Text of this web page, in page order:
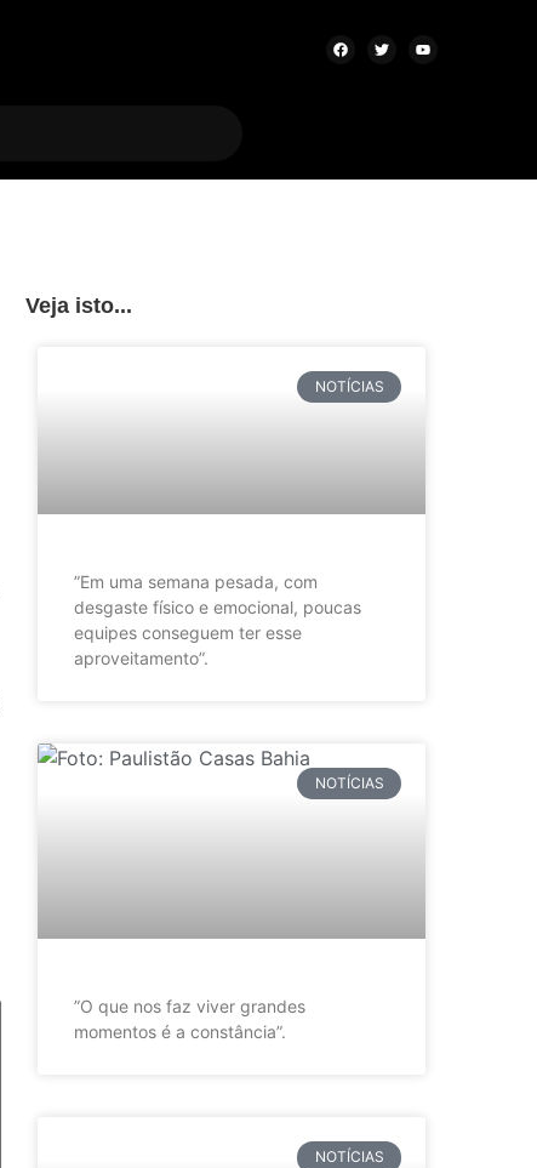
Veja isto...
NOTÍCIAS
”Em uma semana pesada, com
desgaste físico e emocional, poucas
equipes conseguem ter esse
aproveitamento”.
NOTÍCIAS
”O que nos faz viver grandes
momentos é a constância”.
NOTÍCIAS